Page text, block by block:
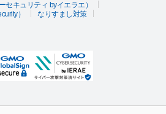
セキュリティ byイエラエ）
）
なりすまし対策